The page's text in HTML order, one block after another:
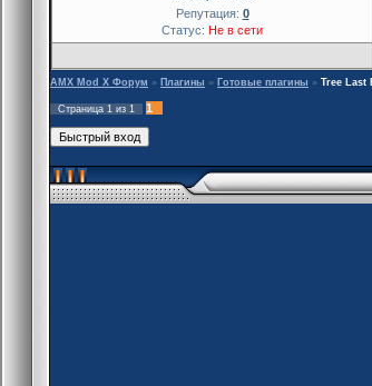
Репутация: 0
Статус: Не в сети
AMX Mod X Форум » Плагины » Готовые плагины » Tree Last
Страница 1 из 1 1